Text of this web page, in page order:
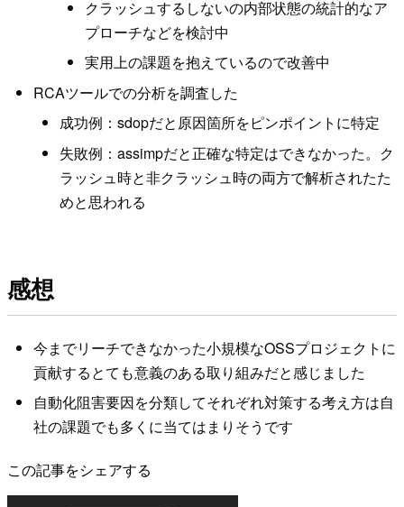
クラッシュするしないの内部状態の統計的なア
プローチなどを検討中
実用上の課題を抱えているので改善中
RCAツールでの分析を調査した
成功例：sdopだと原因箇所をピンポイントに特定
失敗例：assimpだと正確な特定はできなかった。ク
ラッシュ時と非クラッシュ時の両方で解析されたた
めと思われる
感想
今までリーチできなかった小規模なOSSプロジェクトに
貢献するとても意義のある取り組みだと感じました
自動化阻害要因を分類してそれぞれ対策する考え方は自
社の課題でも多くに当てはまりそうです
この記事をシェアする